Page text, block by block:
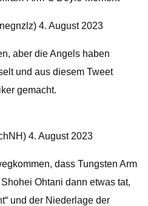
4. August 2023
aber die Angels haben
und aus diesem Tweet
gemacht.
4. August 2023
dass Tungsten Arm
Ohtani dann etwas tat,
und der Niederlage der